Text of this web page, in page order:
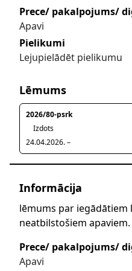
Prece/ pakalpojums/
Apavi
Pielikumi
Lejupielādēt pielikumu
Lēmums
2026/80-psrk
Izdots
24.04.2026. –
Informācija
lēmums par
neatbilstošiem apaviem.
Prece/ pakalpojums/
Apavi